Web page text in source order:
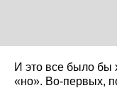
И это все было бы
«но». Во-первых,